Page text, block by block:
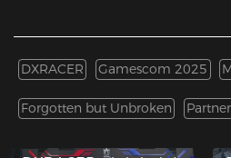
DXRACER Gamescom 2025
Forgotten but Unbroken